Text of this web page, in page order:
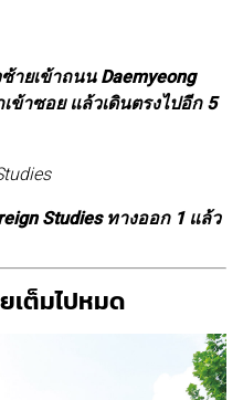
ายเข้าถนน Daemyeong
ข้าซอย แล้วเดินตรงไปอีก 5
Studies ทางออก 1 แล้ว
เต็มไปหมด